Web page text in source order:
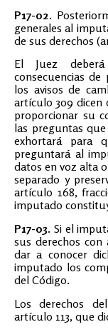
P17-02.
generales al
de sus derechos
El Juez
consecuencias
los avisos de
artículo 309 dicen
proporcionar su
las preguntas
exhortará para
preguntará al
datos en voz alta
separado y
artículo 168,
imputado
P17-03. Si el
sus derechos
dar a conocer
imputado los
del Código.
Los derechos
artículo 113, que